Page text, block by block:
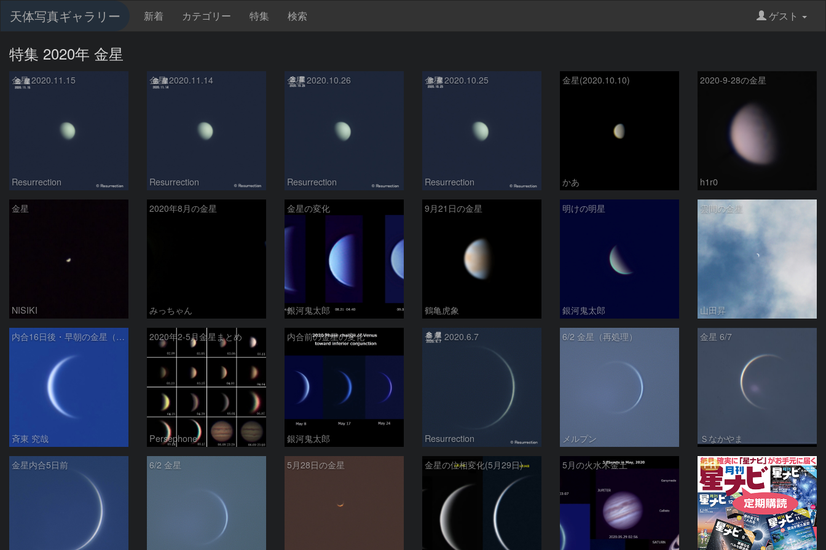
天体写真ギャラリー 新着 カテゴリー 特集 検索 ゲスト
特集 2020年 金星
金星 2020.11.15
Resurrection
金星 2020.11.14
Resurrection
金星 2020.10.26
Resurrection
金星 2020.10.25
Resurrection
金星(2020.10.10)
かあ
2020-9-28の金星
h1r0
金星
NISIKI
2020年8月の金星
みっちゃん
金星の変化
銀河鬼太郎
9月21日の金星
鶴亀虎象
明けの明星
銀河鬼太郎
雲間の金星
山田昇
内合16日後・早朝の金星（視直径51″）
斉東 究哉
2020年2-5月金星まとめ
Persephone
内合前の金星の変化
銀河鬼太郎
金星 2020.6.7
Resurrection
6/2 金星（再処理）
メルプン
金星 6/7
Ｓなかやま
金星内合5日前 6/2 金星 5月28日の金星 金星の位相変化(5月29日) 5月の火水木金土 PR